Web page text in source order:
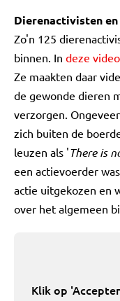
Dierenactivisten
Zo'n 125
binnen. In deze video
Ze maakten daar
de gewonde dieren
verzorgen.
zich buiten de
leuzen als 'There is
een actievoerder
actie uitgekozen en
over het algemeen
Klik op